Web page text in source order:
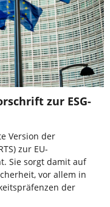
zur ESG-
Version der
zur EU-
Sie sorgt damit auf
vor allem in
der